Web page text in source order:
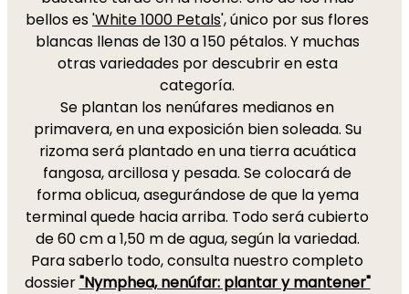
bellos es'White 1000 Petals', único por sus flores
blancas llenas de 130 a 150 pétalos. Y muchas
otras variedades por descubrir en esta
categoría.
Se plantan los nenúfares medianos en
primavera, en una exposición bien soleada. Su
rizoma será plantado en una tierra acuática
fangosa, arcillosa y pesada. Se colocará de
forma oblicua, asegurándose de que la yema
terminal quede hacia arriba. Todo será cubierto
de 60 cm a 1,50 m de agua, según la variedad.
Para saberlo todo, consulta nuestro completo
dossier"Nymphea, nenúfar: plantar y mantener"